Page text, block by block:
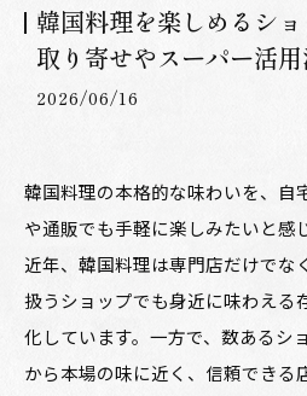
韓国料理を楽しめるシ
取り寄せやスーパー活
2026/06/16
韓国料理の本格的な味わいを、自
や通販でも手軽に楽しみたいと感
近年、韓国料理は専門店だけでな
扱うショップでも身近に味わえる
化しています。一方で、数あるシ
から本場の味に近く、信頼できる